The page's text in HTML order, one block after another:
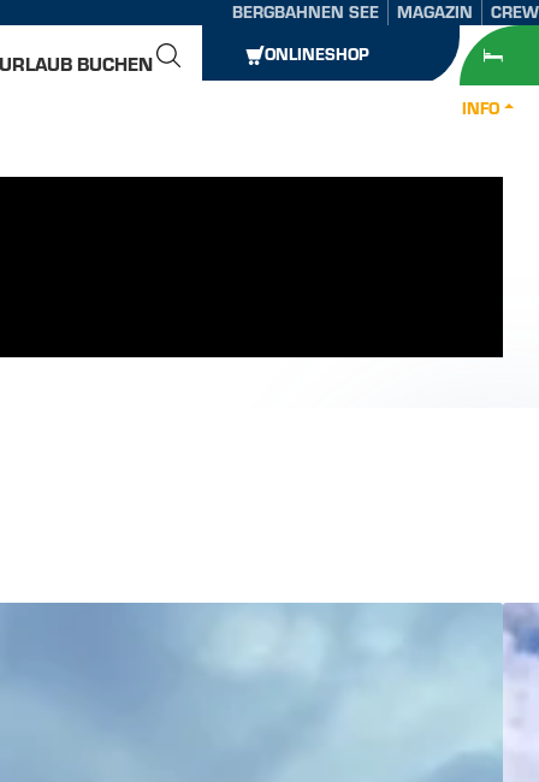
BERGBAHNEN SEE MAGAZIN CREW
URLAUB BUCHEN
INFO
ONLINESHOP